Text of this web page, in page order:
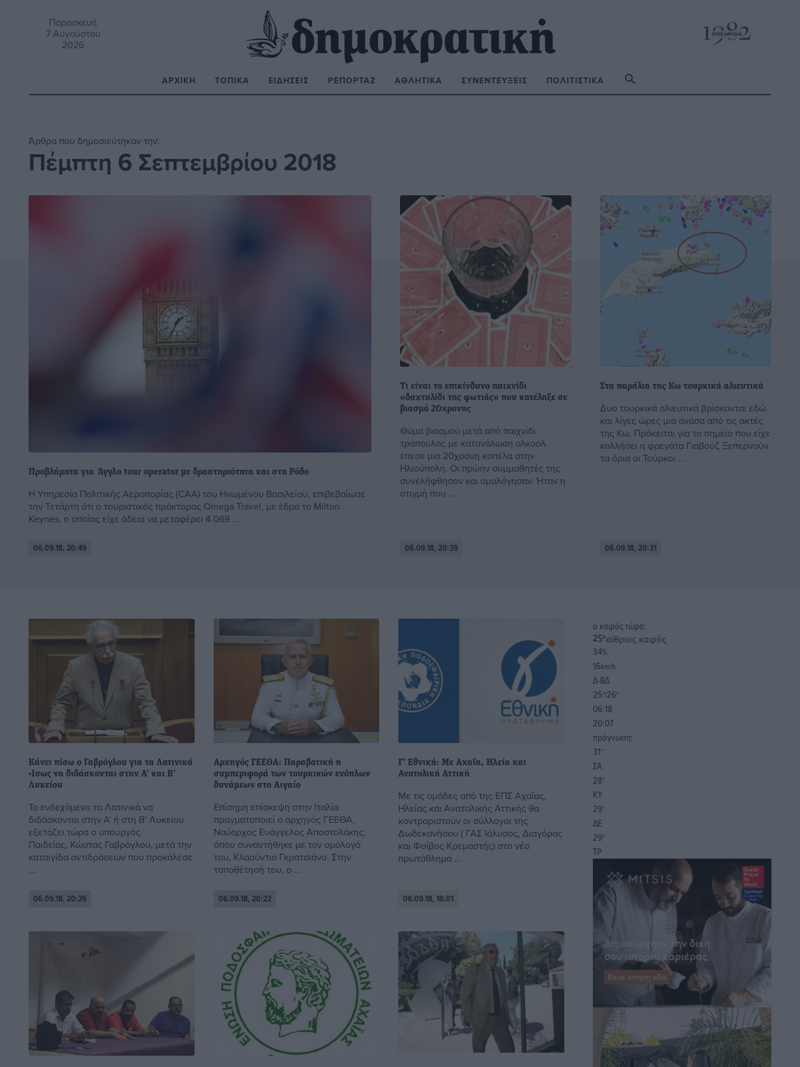
Παρασκευή
7 Αυγούστου
2026
ΑΡΧΙΚΉ ΤΟΠΙΚΆ ΕΙΔΉΣΕΙΣ ΡΕΠΟΡΤΆΖ ΑΘΛΗΤΙΚΆ ΣΥΝΕΝΤΕΎΞΕΙΣ ΠΟΛΙΤΙΣΤΙΚΆ
Άρθρα που δημοσιεύτηκαν την:
Πέμπτη 6 Σεπτεμβρίου 2018
Προβλήματα για Άγγλο tour operator με δραστηριότητα και στη Ρόδο
Η Υπηρεσία Πολιτικής Αεροπορίας (CAA) του Ηνωμένου Βασιλείου, επιβεβαίωσε
την Τετάρτη ότι ο τουριστικός πράκτορας Omega Travel, με έδρα το Milton
Keynes, ο οποίος είχε άδεια να μεταφέρει 4.069 ...
06.09.18, 20:49
Τι είναι το επικίνδυνο παιχνίδι
«δαχτυλίδι της φωτιάς» που κατέληξε σε
βιασμό 20χρονης
Θύμα βιασμού μετά από παιχνίδι
τράπουλας με κατανάλωση αλκοόλ
έπεσε μια 20χρονη κοπέλα στην
Ηλιούπολη. Οι πρώην συμμαθητές της
συνελήφθησαν και ομολόγησαν. Ήταν η
στιγμή που ...
06.09.18, 20:39
Στα παράλια της Κω τουρκικά αλιευτικά
Δυο τουρκικά αλιευτικά βρίσκονται εδώ
και λίγες ώρες μια ανάσα από τις ακτές
της Κω. Πρόκειται για το σημείο που είχε
κολλήσει η φρεγάτα Γιαβούζ Ξεπερνούν
τα όρια οι Τούρκοι ...
06.09.18, 20:31
Κάνει πίσω ο Γαβρόγλου για τα Λατινικά
-Ισως να διδάσκονται στην Α’ και Β’
Λυκείου
Το ενδεχόμενο τα Λατινικά να
διδάσκονται στην Α’ ή στη Β’ Λυκείου
εξετάζει τώρα ο υπουργός
Παιδείας, Κώστας Γαβρόγλου, μετά την
καταιγίδα αντιδράσεων που προκάλεσε
...
06.09.18, 20:26
Αρχηγός ΓΕΕΘΑ: Παραβατική η
συμπεριφορά των τουρκικών ενόπλων
δυνάμεων στο Αιγαίο
Επίσημη επίσκεψη στην Ιταλία
πραγματοποιεί ο αρχηγός ΓΕΕΘΑ,
Ναύαρχος Ευάγγελος Αποστολάκης,
όπου συναντήθηκε με τον ομόλογό
του, Κλαούντιο Γκρατσιάνο. Στην
τοποθέτησή του, ο ...
06.09.18, 20:22
Γ’ Εθνική: Με Αχαΐα, Ηλεία και
Ανατολική Αττική
Με τις ομάδες από της ΕΠΣ Αχαΐας,
Ηλείας και Ανατολικής Αττικής θα
κοντραριστούν οι σύλλογοι της
Δωδεκανήσου ( ΓΑΣ Ιάλυσος, Διαγόρας
και Φοίβος Κρεμαστής) στο νέο
πρωτάθλημα ...
06.09.18, 18:01
o καιρός τώρα:
25°αίθριος καιρός
34%
16km/h
Δ-ΒΔ
25°/26°
06:18
20:07
πρόγνωση:
31°
ΣΑ
28°
ΚΥ
29°
ΔΕ
29°
ΤΡ